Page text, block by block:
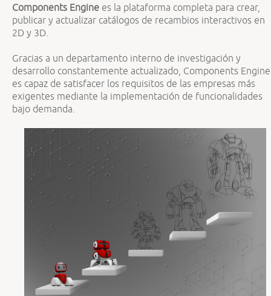
Components Engine es la plataforma completa para crear,
publicar y actualizar catálogos de recambios interactivos en
2D y 3D.
Gracias a un departamento interno de investigación y
desarrollo constantemente actualizado, Components Engine
es capaz de satisfacer los requisitos de las empresas más
exigentes mediante la implementación de funcionalidades
bajo demanda.